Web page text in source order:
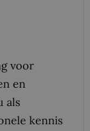
voor
en
als
kennis